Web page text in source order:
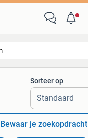
Alle afstanden…
Sorteer op
Bewaar je zoekopdracht